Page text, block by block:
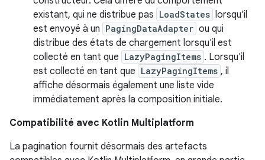
existant, qui ne distribue pas LoadStates lorsqu'il
est envoyé à un PagingDataAdapter ou qui
distribue des états de chargement lorsqu'il est
collecté en tant que LazyPagingItems . Lorsqu'il
est collecté en tant que LazyPagingItems , il
affiche désormais également une liste vide
immédiatement après la composition initiale.
Compatibilité avec Kotlin Multiplatform
La pagination fournit désormais des artefacts